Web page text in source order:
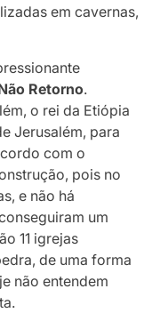
em cavernas,
Retorno.
o rei da Etiópia
Jerusalém, para
com o
pois no
e não há
um
11 igrejas
de uma forma
não entendem